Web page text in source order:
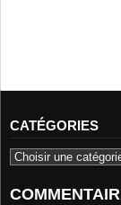
CATÉGORIES